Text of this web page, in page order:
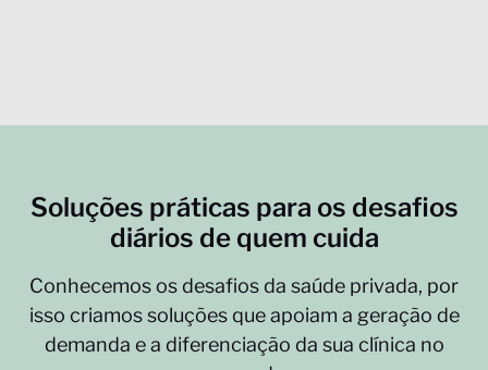
Soluções práticas para os desafios
diários de quem cuida